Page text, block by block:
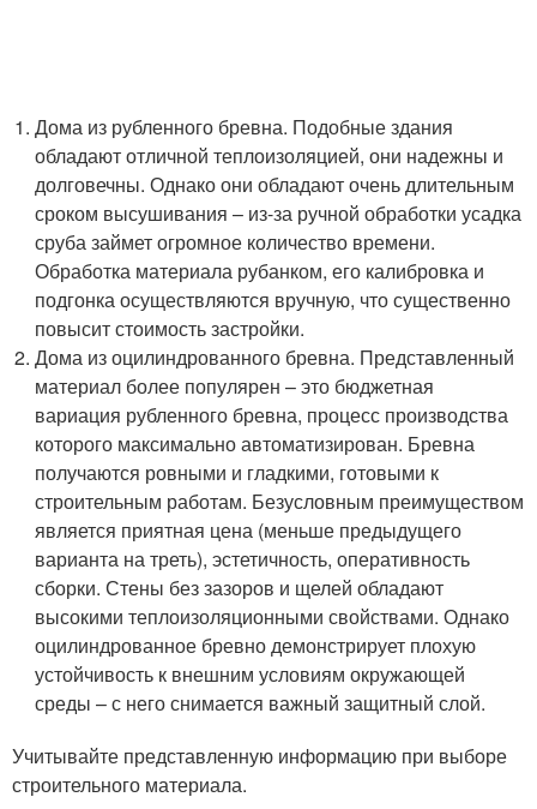
Дома из рубленного бревна. Подобные здания
обладают отличной теплоизоляцией, они надежны и
долговечны. Однако они обладают очень длительным
сроком высушивания – из-за ручной обработки усадка
сруба займет огромное количество времени.
Обработка материала рубанком, его калибровка и
подгонка осуществляются вручную, что существенно
повысит стоимость застройки.
Дома из оцилиндрованного бревна. Представленный
материал более популярен – это бюджетная
вариация рубленного бревна, процесс производства
которого максимально автоматизирован. Бревна
получаются ровными и гладкими, готовыми к
строительным работам. Безусловным преимуществом
является приятная цена (меньше предыдущего
варианта на треть), эстетичность, оперативность
сборки. Стены без зазоров и щелей обладают
высокими теплоизоляционными свойствами. Однако
оцилиндрованное бревно демонстрирует плохую
устойчивость к внешним условиям окружающей
среды – с него снимается важный защитный слой.
Учитывайте представленную информацию при выборе
строительного материала.